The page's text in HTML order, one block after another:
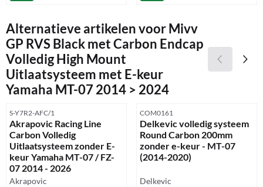
Alternatieve artikelen voorMivv
GP RVS Black met Carbon Endcap
Volledig High Mount
Uitlaatsysteem met E-keur
Yamaha MT-07 2014 > 2024
Artikelnummer
S-Y7R2-AFC/1
Akrapovic Racing Line
Carbon Volledig
Uitlaatsysteem zonder E-
keur Yamaha MT-07 / FZ-
07 2014 - 2026
Merk:
Akrapovic
Artikelnummer
COM0161
Delkevic volledig systeem
Round Carbon 200mm
zonder e-keur - MT-07
(2014-2020)
Merk:
Delkevic